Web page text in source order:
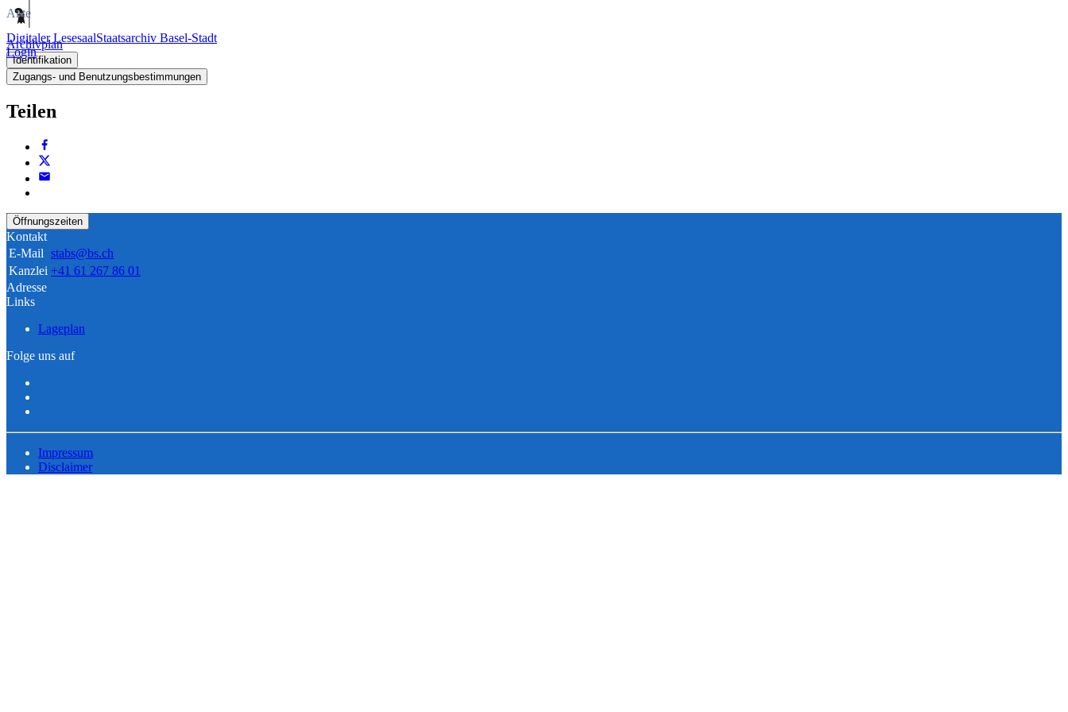
Digitaler LesesaalStaatsarchiv Basel-Stadt
Login
Akte
Archivplan
Identifikation
Zugangs- und Benutzungsbestimmungen
Teilen
Öffnungszeiten
Kontakt
E-Mail stabs@bs.ch
Kanzlei +41 61 267 86 01
Adresse
Links
Lageplan
Folge uns auf
Impressum
Disclaimer